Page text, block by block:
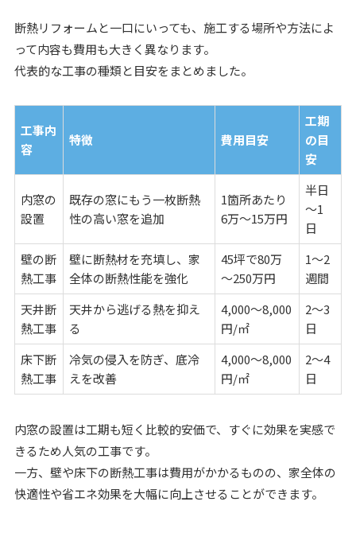
断熱リフォームと一口にいっても、施工する場所や方法によ
って内容も費用も大きく異なります。
代表的な工事の種類と目安をまとめました。
工事内
容
特徴 費用目安
工期
の目
安
内窓の
設置
既存の窓にもう一枚断熱
性の高い窓を追加
1箇所あたり
6万～15万円
半日
～1
日
壁の断
熱工事
壁に断熱材を充填し、家
全体の断熱性能を強化
45坪で80万
～250万円
1～2
週間
天井断
熱工事
天井から逃げる熱を抑え
る
4,000～8,000
円/㎡
2～3
日
床下断
熱工事
冷気の侵入を防ぎ、底冷
えを改善
4,000～8,000
円/㎡
2～4
日
内窓の設置は工期も短く比較的安価で、すぐに効果を実感で
きるため人気の工事です。
一方、壁や床下の断熱工事は費用がかかるものの、家全体の
快適性や省エネ効果を大幅に向上させることができます。